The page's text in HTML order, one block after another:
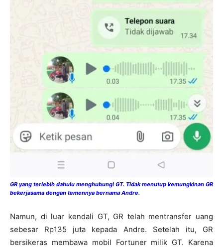
GR yang terlebih dahulu menghubungi GT. Tidak menutup kemungkinan GR
bekerjasama dengan temennya bernama Andre.
Namun, di luar kendali GT, GR telah mentransfer uang
sebesar Rp135 juta kepada Andre. Setelah itu, GR
bersikeras membawa mobil Fortuner milik GT. Karena